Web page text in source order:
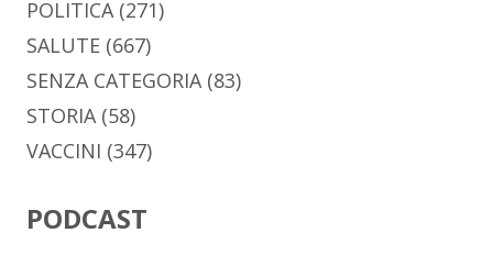
POLITICA (271)
SALUTE (667)
SENZA CATEGORIA (83)
STORIA (58)
VACCINI (347)
PODCAST